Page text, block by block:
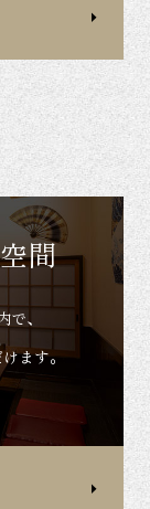
間
、
ます。